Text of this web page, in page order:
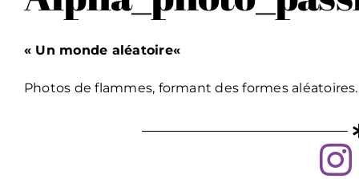
« Un monde aléatoire«
Photos de flammes, formant des formes aléatoires.